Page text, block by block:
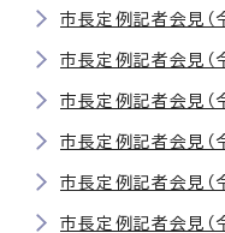
市長定例記者会見（
市長定例記者会見
市長定例記者会見
市長定例記者会見
市長定例記者会見（
市長定例記者会見